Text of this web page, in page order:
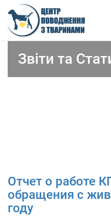
main
content
ПРО НАС
АНКЕТИ ТВАРИН
КОНТАКТИ
Звіти та
Отчет о работе
обращения с
году